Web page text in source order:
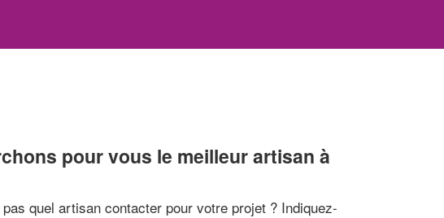
pour vous le meilleur artisan à
quel artisan contacter pour votre projet ? Indiquez-